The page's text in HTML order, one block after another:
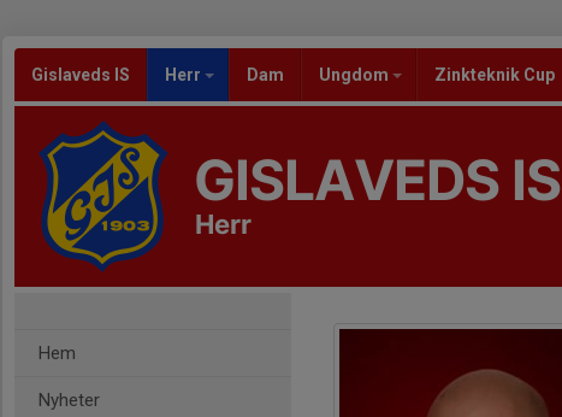
Gislaveds IS Herr Dam Ungdom Zinkteknik Cup
GISLAVEDS IS
Herr
Hem
Nyheter